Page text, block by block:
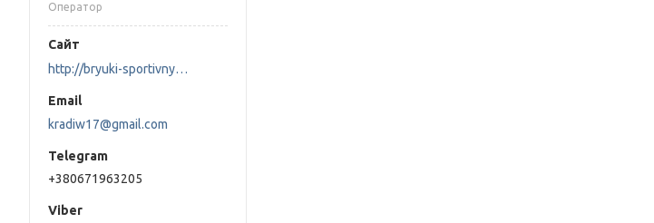
Оператор
http://bryuki-sportivnye.сom.ua
kradiw17@gmail.com
+380671963205